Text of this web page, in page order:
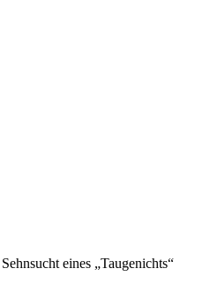
eines „Taugenichts“